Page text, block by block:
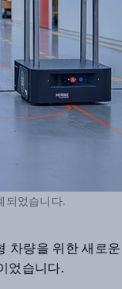
되었습니다.
차량을 위한 새로
었습니다.